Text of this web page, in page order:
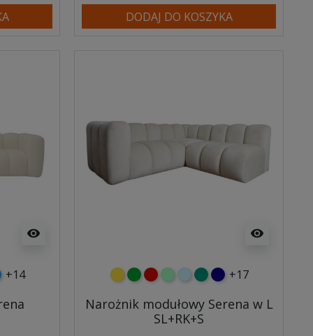
DODAJ DO KOSZYKA
visibility
+14
visibility
żółtyzielonyczerwony
miętowybłękitnyturkusowy
granatowy
+17
Narożnik modułowy Serena w L
SL+RK+S